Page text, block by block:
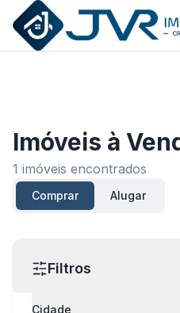
JVR Imóveis
Imóveis à
1 imóveis encontrados
Comprar Alugar
Filtros
Cidade